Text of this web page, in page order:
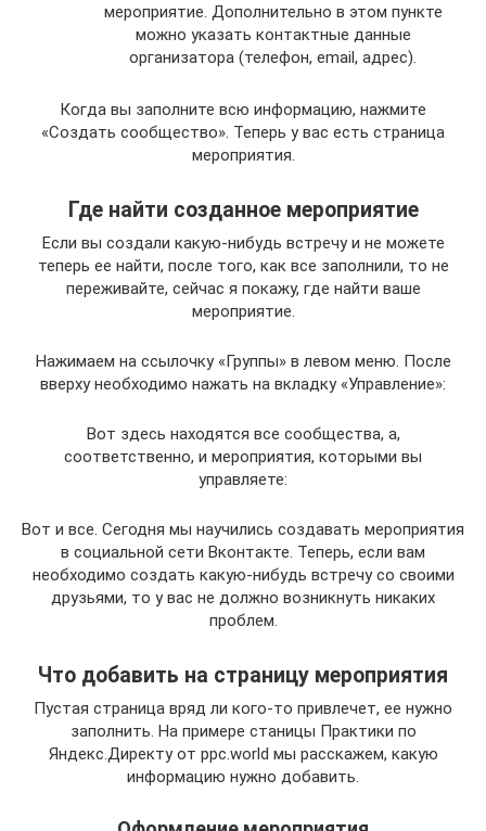
мероприятие. Дополнительно в этом пункте
можно указать контактные данные
организатора (телефон, email, адрес).
Когда вы заполните всю информацию, нажмите
«Создать сообщество». Теперь у вас есть страница
мероприятия.
Где найти созданное мероприятие
Если вы создали какую-нибудь встречу и не можете
теперь ее найти, после того, как все заполнили, то не
переживайте, сейчас я покажу, где найти ваше
мероприятие.
Нажимаем на ссылочку «Группы» в левом меню. После
вверху необходимо нажать на вкладку «Управление»:
Вот здесь находятся все сообщества, а,
соответственно, и мероприятия, которыми вы
управляете:
Вот и все. Сегодня мы научились создавать мероприятия
в социальной сети Вконтакте. Теперь, если вам
необходимо создать какую-нибудь встречу со своими
друзьями, то у вас не должно возникнуть никаких
проблем.
Что добавить на страницу мероприятия
Пустая страница вряд ли кого-то привлечет, ее нужно
заполнить. На примере станицы Практики по
Яндекс.Директу от ppc.world мы расскажем, какую
информацию нужно добавить.